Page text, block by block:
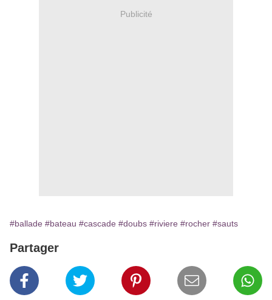
Publicité
#ballade #bateau #cascade #doubs #riviere #rocher #sauts
Partager